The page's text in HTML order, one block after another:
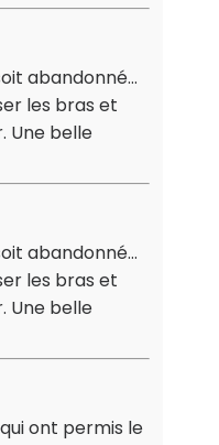
abandonné...
les bras et
Une belle
abandonné...
les bras et
Une belle
ont permis le